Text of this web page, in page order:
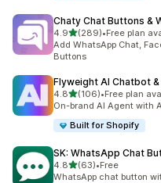
Chaty Chat Buttons &
4.9滿分 5 顆星
(289)
共有 289 則評價
•Free plan
Add WhatsApp Chat,
Buttons
Flyweight AI Chatbot &
4.8滿分 5 顆星
(106)
共有 106 則評價
•Free plan
On-brand AI Agent with
Built for Shopify
SK: WhatsApp Chat
4.8滿分 5 顆星
(63)
共有 63 則評價
•Free
WhatsApp chat button